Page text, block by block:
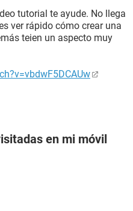
tutorial te ayude. No llega
ver rápido cómo crear una
teien un aspecto muy
en mi móvil